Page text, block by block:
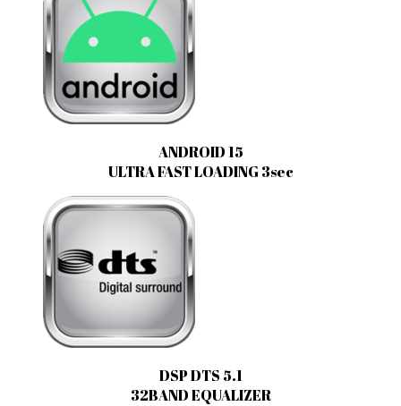
ANDROID 15
ULTRA FAST LOADING 3sec
DSP DTS 5.1
32BAND EQUALIZER